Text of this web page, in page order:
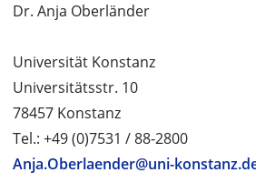
Dr. Anja Oberländer
Universität Konstanz
Universitätsstr. 10
78457 Konstanz
Tel.: +49 (0)7531 / 88-2800
Anja.Oberlaender@uni-